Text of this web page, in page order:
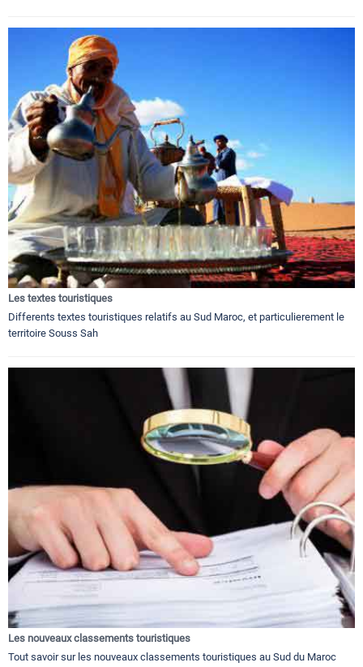
Les textes touristiques
Differents textes touristiques relatifs au Sud Maroc, et particulierement le
territoire Souss Sah
Les nouveaux classements touristiques
Tout savoir sur les nouveaux classements touristiques au Sud du Maroc